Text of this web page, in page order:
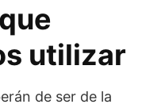
utilizar
de ser de la